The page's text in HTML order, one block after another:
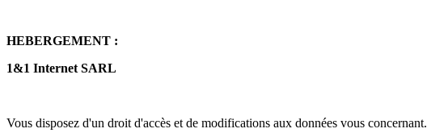
HEBERGEMENT :
1&1 Internet SARL
Vous disposez d'un droit d'accès et de modifications aux données vous concernant.